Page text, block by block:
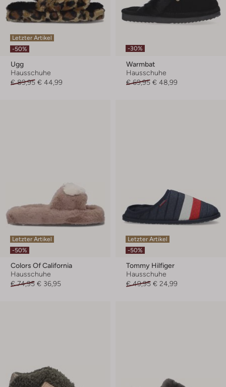
Letzter Artikel
-50%
Ugg
Hausschuhe
€ 89,95 € 44,99
-30%
Warmbat
Hausschuhe
€ 69,95 € 48,99
Letzter Artikel
-50%
Colors Of California
Hausschuhe
€ 74,95 € 36,95
Letzter Artikel
-50%
Tommy Hilfiger
Hausschuhe
€ 49,95 € 24,99